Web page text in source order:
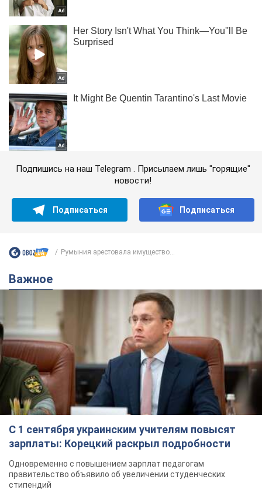
Подпишись на наш Telegram . Присылаем лишь "горящие"
новости!
Подписаться Подписаться
Румыния арестовала имущество...
Важное
С 1 сентября украинским учителям повысят
зарплаты: Корецкий раскрыл подробности
Одновременно с повышением зарплат педагогам
правительство объявило об увеличении студенческих
стипендий